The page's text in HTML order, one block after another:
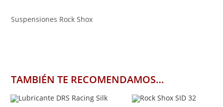
Suspensiones Rock Shox
TAMBIÉN TE RECOMENDAMOS…